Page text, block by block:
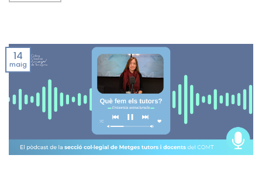
14
maig